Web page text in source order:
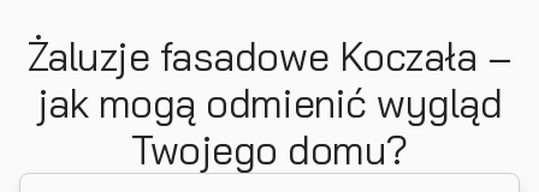
Żaluzje fasadowe Koczała –
jak mogą odmienić wygląd
Twojego domu?